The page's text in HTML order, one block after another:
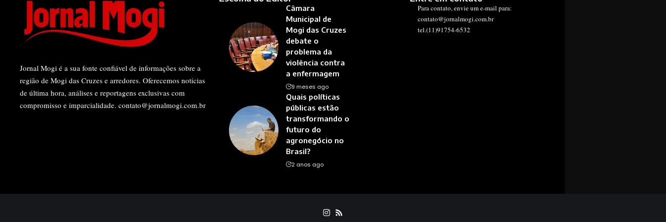
Jornal Mogi é a sua fonte confiável de informações sobre a
região de Mogi das Cruzes e arredores. Oferecemos notícias
de última hora, análises e reportagens exclusivas com
compromisso e imparcialidade. contato@jornalmogi.com.br
Câmara
Municipal de
Mogi das Cruzes
debate o
problema da
violência contra
a enfermagem
9 meses ago
Quais políticas
públicas estão
transformando o
futuro do
agronegócio no
Brasil?
2 anos ago
Para contato, envie um e-mail para:
contato@jornalmogi.com.br
tel.(11)91754-6532